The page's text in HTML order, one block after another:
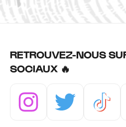
RETROUVEZ-NOUS
SOCIAUX 🔥